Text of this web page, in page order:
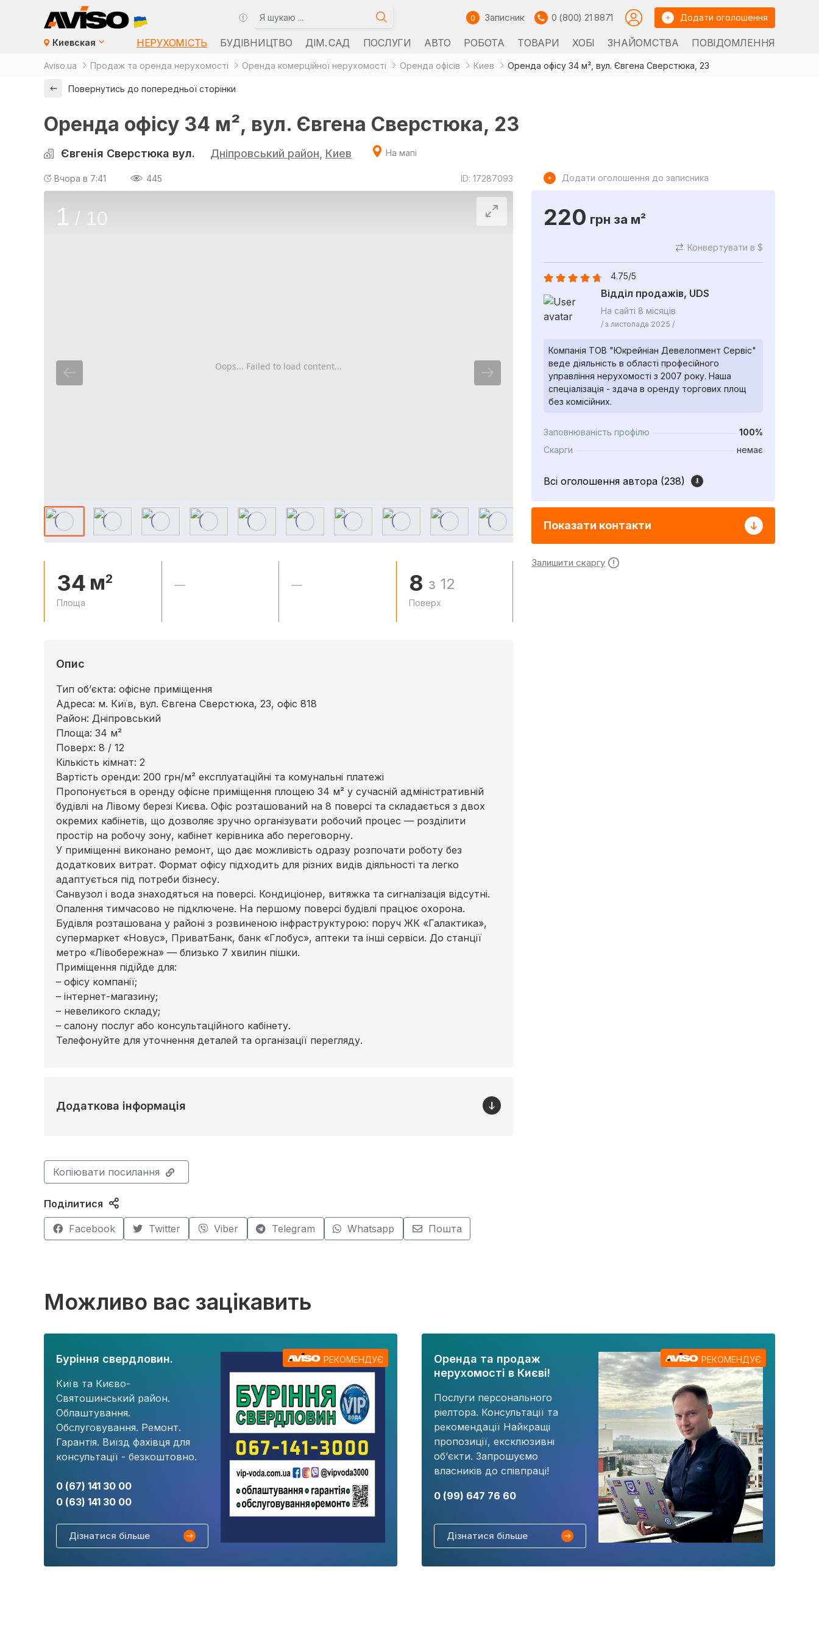
0 Записник 0 (800) 21 8871 Додати оголошення
Киевская НЕРУХОМІСТЬ БУДІВНИЦТВО ДІМ. САД ПОСЛУГИ АВТО РОБОТА ТОВАРИ ХОБІ ЗНАЙОМСТВА ПОВІДОМЛЕННЯ
Aviso.ua Продаж та оренда нерухомості Оренда комерційної нерухомості Оренда офісів Киев Оренда офісу 34 м², вул. Євгена Сверстюка, 23
Повернутись до попередньої сторінки
Оренда офісу 34 м², вул. Євгена Сверстюка, 23
Євгенія Сверстюка вул. Дніпровський район Киев На мапі
Вчора в 7:41 445 ID: 17287093
Oops... Failed to load content...
1 / 10
34 м2
Площа
— — 8 з 12
Поверх
Опис
Тип об’єкта: офісне приміщення
Адреса: м. Київ, вул. Євгена Сверстюка, 23, офіс 818
Район: Дніпровський
Площа: 34 м²
Поверх: 8 / 12
Кількість кімнат: 2
Вартість оренди: 200 грн/м² експлуатаційні та комунальні платежі
Пропонується в оренду офісне приміщення площею 34 м² у сучасній адміністративній
будівлі на Лівому березі Києва. Офіс розташований на 8 поверсі та складається з двох
окремих кабінетів, що дозволяє зручно організувати робочий процес — розділити
простір на робочу зону, кабінет керівника або переговорну.
У приміщенні виконано ремонт, що дає можливість одразу розпочати роботу без
додаткових витрат. Формат офісу підходить для різних видів діяльності та легко
адаптується під потреби бізнесу.
Санвузол і вода знаходяться на поверсі. Кондиціонер, витяжка та сигналізація відсутні.
Опалення тимчасово не підключене. На першому поверсі будівлі працює охорона.
Будівля розташована у районі з розвиненою інфраструктурою: поруч ЖК «Галактика»,
супермаркет «Новус», ПриватБанк, банк «Глобус», аптеки та інші сервіси. До станції
метро «Лівобережна» — близько 7 хвилин пішки.
Приміщення підійде для:
– офісу компанії;
– інтернет-магазину;
– невеликого складу;
– салону послуг або консультаційного кабінету.
Телефонуйте для уточнення деталей та організації перегляду.
Додаткова інформація
Копіювати посилання
Поділитися
Facebook Twitter Viber Telegram Whatsapp Пошта
Додати оголошення до записника
220 грн за м²
Конвертувати в $
4.75/5
Відділ продажів, UDS
На сайті 8 місяців
/ з листопада 2025 /
Компанія ТОВ "Юкрейніан Девелопмент Сервіс"
веде діяльність в області професійного
управління нерухомості з 2007 року. Наша
спеціалізація - здача в оренду торгових площ
без комісійних.
Заповнюваність профілю
100%
Скарги
немає
Всі оголошення автора (238)
Показати контакти
Залишити скаргу
Можливо вас зацікавить
Буріння свердловин.
Київ та Києво-
Святошинський район.
Облаштування.
Обслуговування. Ремонт.
Гарантія. Виїзд фахівця для
консультації - безкоштовно.
0 (67) 141 30 00
0 (63) 141 30 00
Дізнатися більше
РЕКОМЕНДУЄ
Оренда та продаж
нерухомості в Києві!
Послуги персонального
ріелтора. Консультації та
рекомендації Найкращі
пропозиції, ексклюзивні
об’єкти. Запрошуємо
власників до співпраці!
0 (99) 647 76 60
Дізнатися більше
РЕКОМЕНДУЄ